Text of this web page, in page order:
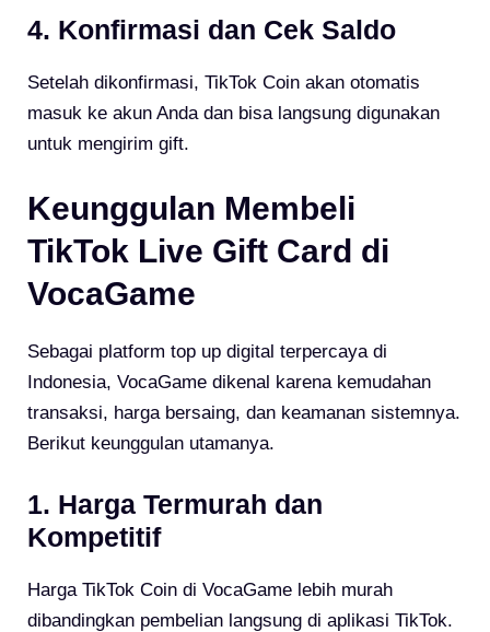
4. Konfirmasi dan Cek Saldo
Setelah dikonfirmasi, TikTok Coin akan otomatis
masuk ke akun Anda dan bisa langsung digunakan
untuk mengirim gift.
Keunggulan Membeli
TikTok Live Gift Card di
VocaGame
Sebagai platform top up digital terpercaya di
Indonesia, VocaGame dikenal karena kemudahan
transaksi, harga bersaing, dan keamanan sistemnya.
Berikut keunggulan utamanya.
1. Harga Termurah dan
Kompetitif
Harga TikTok Coin di VocaGame lebih murah
dibandingkan pembelian langsung di aplikasi TikTok.